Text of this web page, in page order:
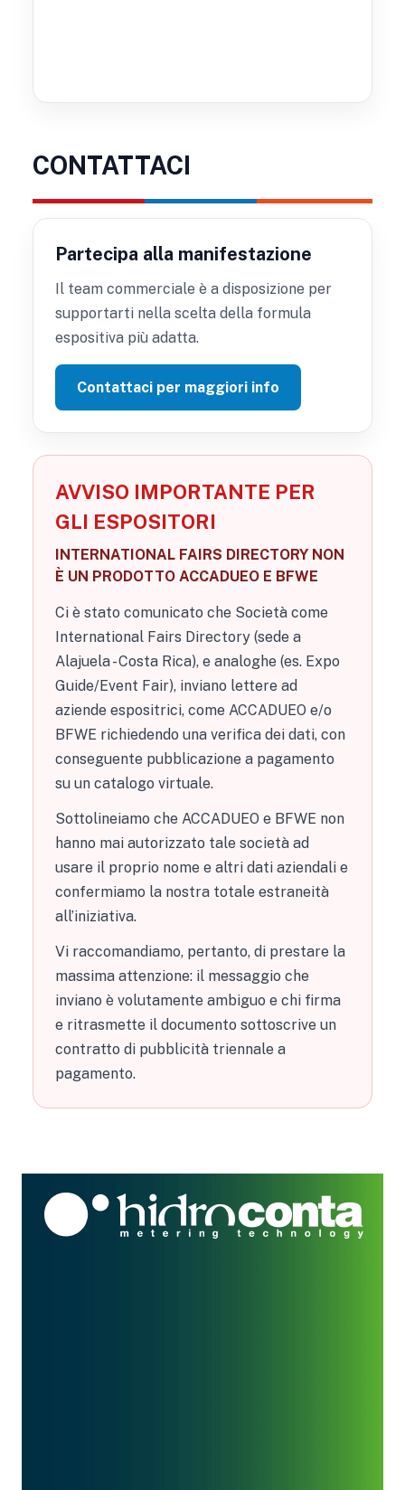
CONTATTACI
Partecipa alla manifestazione
Il team commerciale è a disposizione per
supportarti nella scelta della formula
espositiva più adatta.
Contattaci per maggiori info
AVVISO IMPORTANTE PER
GLI ESPOSITORI
INTERNATIONAL FAIRS DIRECTORY NON
È UN PRODOTTO ACCADUEO E BFWE
Ci è stato comunicato che Società come
International Fairs Directory (sede a
Alajuela - Costa Rica), e analoghe (es. Expo
Guide/Event Fair), inviano lettere ad
aziende espositrici, come ACCADUEO e/o
BFWE richiedendo una verifica dei dati, con
conseguente pubblicazione a pagamento
su un catalogo virtuale.
Sottolineiamo che ACCADUEO e BFWE non
hanno mai autorizzato tale società ad
usare il proprio nome e altri dati aziendali e
confermiamo la nostra totale estraneità
all’iniziativa.
Vi raccomandiamo, pertanto, di prestare la
massima attenzione: il messaggio che
inviano è volutamente ambiguo e chi firma
e ritrasmette il documento sottoscrive un
contratto di pubblicità triennale a
pagamento.